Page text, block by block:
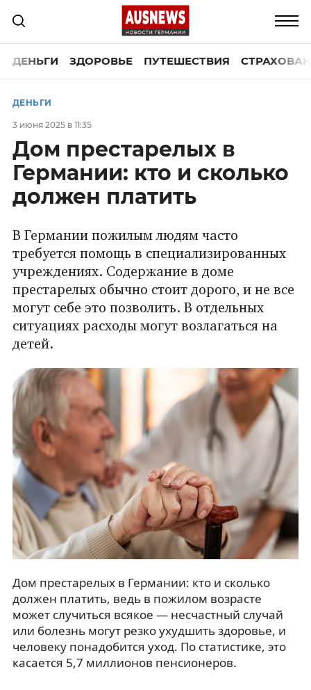
ДЕНЬГИ ЗДОРОВЬЕ ПУТЕШЕСТВИЯ
ДЕНЬГИ
3 июня 2025 в 11:35
Дом престарелых в
Германии: кто и сколько
должен платить
В Германии пожилым людям часто
требуется помощь в специализированных
учреждениях. Содержание в доме
престарелых обычно стоит дорого, и не все
могут себе это позволить. В отдельных
ситуациях расходы могут возлагаться на
детей.
Дом престарелых в Германии: кто и сколько
должен платить, ведь в пожилом возрасте
может случиться всякое — несчастный случай
или болезнь могут резко ухудшить здоровье, и
человеку понадобится уход. По статистике, это
касается 5,7 миллионов пенсионеров.